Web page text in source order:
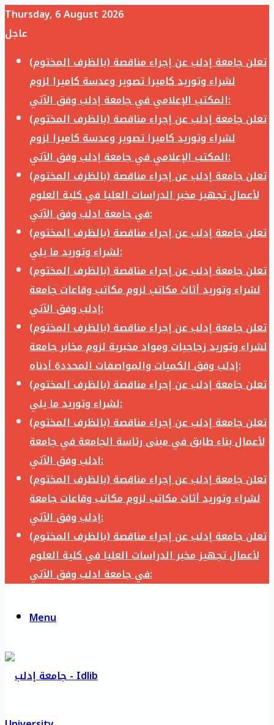
Thursday, 6 August 2026
عاجل
تعلن جامعة إدلب عن إجراء مناقصة (بالظرف المختوم)
لشراء وتوريد كاميرا تصوير وعدسة كاميرا لزوم
المكتب الإعلامي في جامعة إدلب وفق الآتي:
تعلن جامعة إدلب عن إجراء مناقصة (بالظرف المختوم)
لشراء وتوريد كاميرا تصوير وعدسة كاميرا لزوم
المكتب الإعلامي في جامعة إدلب وفق الآتي:
تعلن جامعة إدلب عن إجراء مناقصة (بالظرف المختوم)
لأعمال تجهيز مخبر الدراسات العليا في كلية العلوم
في جامعة ادلب وفق الآتي:
تعلن جامعة إدلب عن إجراء مناقصة (بالظرف المختوم)
لشراء وتوريد ما يلي:
تعلن جامعة إدلب عن إجراء مناقصة (بالظرف المختوم)
لشراء وتوريد أثاث مكاتب لزوم مكاتب وقاعات جامعة
إدلب وفق الآتي:
تعلن جامعة إدلب عن إجراء مناقصة (بالظرف المختوم)
لشراء وتوريد زجاجيات ومواد مخبرية لزوم مخابر جامعة
إدلب وفق الكميات والمواصفات المحددة أدناه:
تعلن جامعة إدلب عن إجراء مناقصة (بالظرف المختوم)
لشراء وتوريد ما يلي:
تعلن جامعة إدلب عن إجراء مناقصة (بالظرف المختوم)
لأعمال بناء طابق في مبنى رئاسة الجامعة في جامعة
ادلب وفق الآتي:
تعلن جامعة إدلب عن إجراء مناقصة (بالظرف المختوم)
لشراء وتوريد أثاث مكاتب لزوم مكاتب وقاعات جامعة
إدلب وفق الآتي:
تعلن جامعة إدلب عن إجراء مناقصة (بالظرف المختوم)
لأعمال تجهيز مخبر الدراسات العليا في كلية العلوم
في جامعة ادلب وفق الآتي:
Menu